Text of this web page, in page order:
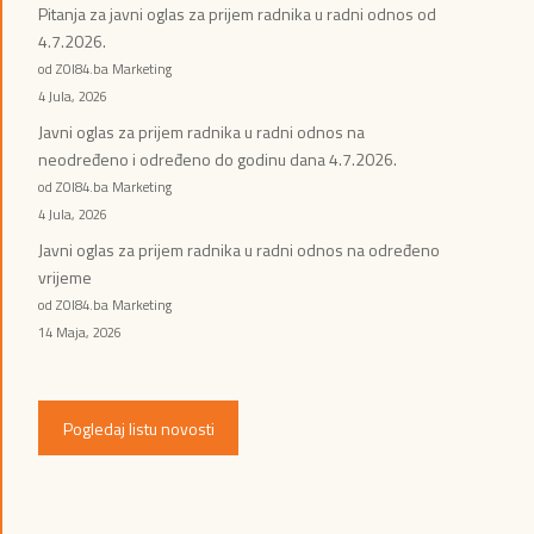
Pitanja za javni oglas za prijem radnika u radni odnos od
4.7.2026.
od ZOI84.ba Marketing
4 Jula, 2026
Javni oglas za prijem radnika u radni odnos na
neodređeno i određeno do godinu dana 4.7.2026.
od ZOI84.ba Marketing
4 Jula, 2026
Javni oglas za prijem radnika u radni odnos na određeno
vrijeme
od ZOI84.ba Marketing
14 Maja, 2026
Pogledaj listu novosti